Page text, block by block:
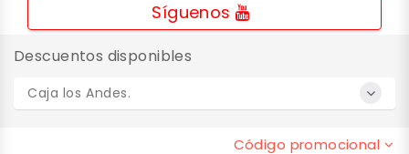
Síguenos
Descuentos disponibles
Caja los Andes.
Código promocional